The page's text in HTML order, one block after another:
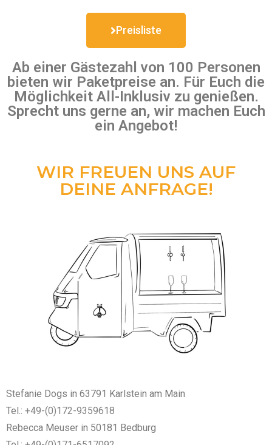
Preisliste
Ab einer Gästezahl von 100 Personen
bieten wir Paketpreise an. Für Euch die
Möglichkeit All-Inklusiv zu genießen.
Sprecht uns gerne an, wir machen Euch
ein Angebot!
WIR FREUEN UNS AUF
DEINE ANFRAGE!
Stefanie Dogs in 63791 Karlstein am Main
Tel.: +49-(0)172-9359618
Rebecca Meuser in 50181 Bedburg